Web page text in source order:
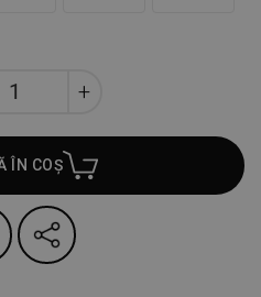
ÎN COȘ